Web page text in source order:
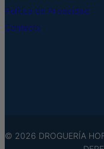
Política de Privacidad
Contacto
© 2026 DROGUERÍA